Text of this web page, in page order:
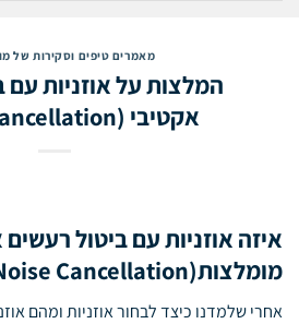
מאמרים טיפים וסקירות של
המלצות על אוזניות עם
אקטיבי (Noise Cancellation)
איזה אוזניות עם ביטול
מומלצות(Noise Cancellation?
אחרי שלמדנו כיצדלבחור אוזניותומהם